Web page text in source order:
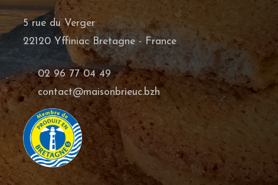
5 rue du Verger
22120 Yffiniac Bretagne - France
02 96 77 04 49
contact@maisonbrieuc.bzh